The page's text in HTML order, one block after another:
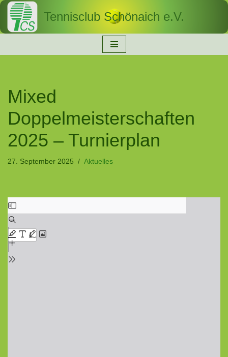
Zum
Tennisclub Schönaich e.V.
Mixed
Doppelmeisterschaften
2025 – Turnierplan
27. September 2025 Aktuelles